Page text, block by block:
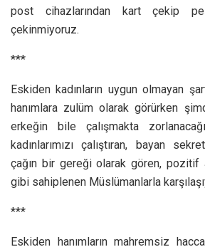
post cihazlarından kart çekip
çekinmiyoruz.
***
Eskiden kadınların uygun olmayan
hanımlara zulüm olarak görürken
erkeğin bile çalışmakta
kadınlarımızı çalıştıran, bayan
çağın bir gereği olarak gören, pozitif
gibi sahiplenen Müslümanlarla
***
Eskiden hanımların mahremsiz